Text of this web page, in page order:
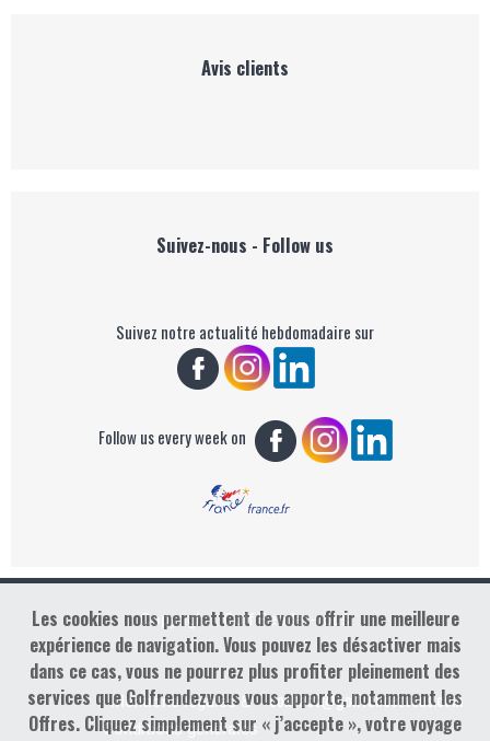
Avis clients
Suivez-nous - Follow us
Suivez notre actualité hebdomadaire sur
Follow us every week on
Copyright : Golf Rendez-vous
Mentions légales &
Conditions générales
contact@golfrendezvous.com
Les cookies nous permettent de vous offrir une meilleure
expérience de navigation. Vous pouvez les désactiver mais
dans ce cas, vous ne pourrez plus profiter pleinement des
services que Golfrendezvous vous apporte, notamment les
Offres. Cliquez simplement sur « j’accepte », votre voyage